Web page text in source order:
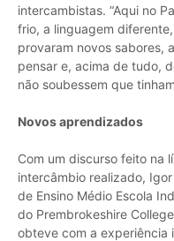
intercambistas. “Aqui no
frio, a linguagem
provaram novos sabores,
pensar e, acima de tudo,
não soubessem que
Novos aprendizados
Com um discurso feito na
intercâmbio realizado,
de Ensino Médio Escola
do Prembrokeshire
obteve com a experiência